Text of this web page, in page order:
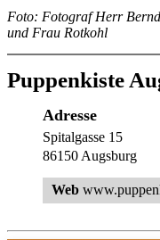
Foto: Fotograf Herr
und Frau Rotkohl
Puppenkiste
Adresse
Spitalgasse 15
86150 Augsburg
Web